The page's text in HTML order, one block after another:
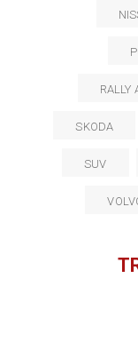
RALLY
SKODA
SUV